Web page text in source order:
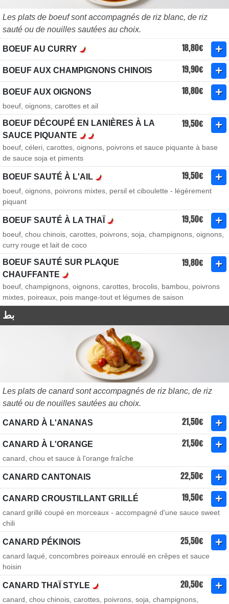
Les plats de boeuf sont accompagnés de riz blanc, de riz
sauté ou de nouilles sautées au choix.
BOEUF AU CURRY 18,80€
BOEUF AUX CHAMPIGNONS CHINOIS 19,90€
BOEUF AUX OIGNONS 18,80€
boeuf, oignons, carottes et ail
BOEUF DÉCOUPÉ EN LANIÈRES À LA
SAUCE PIQUANTE
19,50€
boeuf, céleri, carottes, oignons, poivrons et sauce piquante à base
de sauce soja et piments
BOEUF SAUTÉ À L'AIL 19,50€
boeuf, oignons, poivrons mixtes, persil et ciboulette - légèrement
piquant
BOEUF SAUTÉ À LA THAÏ 19,50€
boeuf, chou chinois, carottes, poivrons, soja, champignons, oignons,
curry rouge et lait de coco
BOEUF SAUTÉ SUR PLAQUE
CHAUFFANTE
19,80€
boeuf, champignons, oignons, carottes, brocolis, bambou, poivrons
mixtes, poireaux, pois mange-tout et légumes de saison
بط
Les plats de canard sont accompagnés de riz blanc, de riz
sauté ou de nouilles sautées au choix.
CANARD À L'ANANAS 21,50€
CANARD À L'ORANGE 21,50€
canard, chou et sauce à l'orange fraîche
CANARD CANTONAIS 22,50€
CANARD CROUSTILLANT GRILLÉ 19,50€
canard grillé coupé en morceaux - accompagné d'une sauce sweet
chili
CANARD PÉKINOIS 25,50€
canard laqué, concombres poireaux enroulé en crêpes et sauce
hoisin
CANARD THAÏ STYLE 20,50€
canard, chou chinois, carottes, poivrons, soja, champignons,